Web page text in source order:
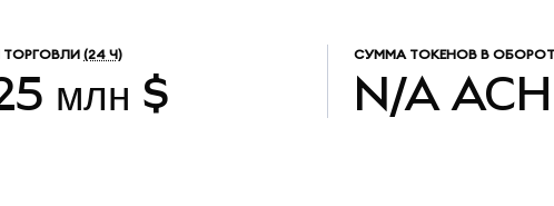
ТОРГОВЛИ (24 Ч)
млн $
СУММА ТОКЕНОВ В
N/A ACH